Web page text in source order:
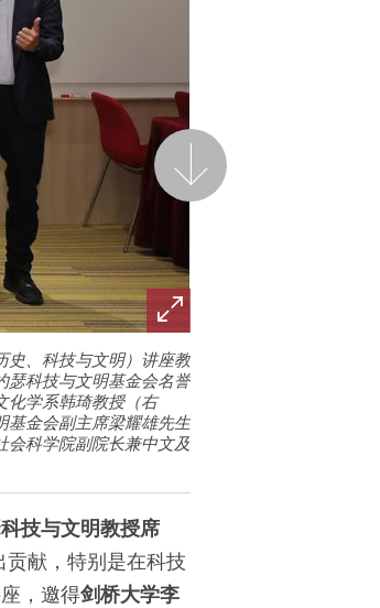
史、科技与文明）讲座教
瑟科技与文明基金会名誉
化学系韩琦教授（右
基金会副主席梁耀雄先生
会科学院副院长兼中文及
后一页
技与文明教授席
献，特别是在科技
，邀得剑桥大学李